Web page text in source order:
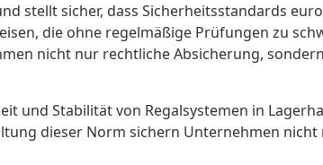
stellt sicher, dass Sicherheitsstandards
die ohne regelmäßige Prüfungen zu
nicht nur rechtliche Absicherung,
und Stabilität von Regalsystemen in
dieser Norm sichern Unternehmen